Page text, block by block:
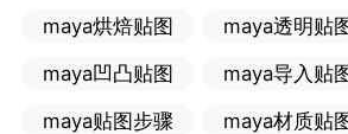
maya烘焙贴图
maya透明贴
maya凹凸贴图
maya导入贴
maya贴图步骤
maya材质贴